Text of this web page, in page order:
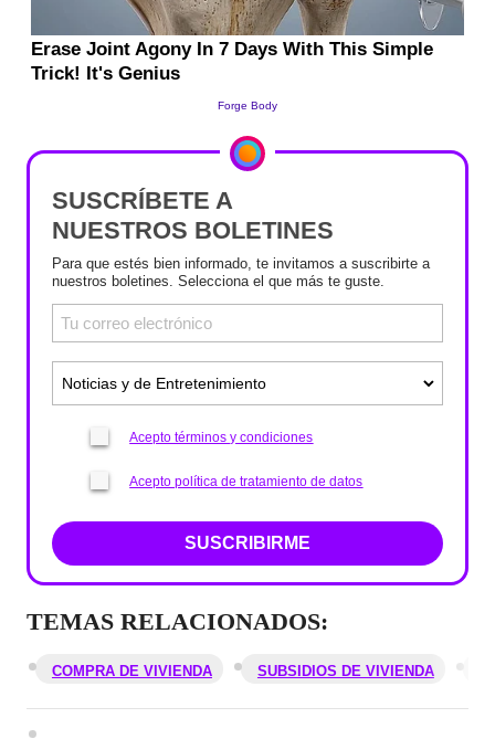
SUSCRÍBETE A
NUESTROS BOLETINES
Para que estés bien informado, te invitamos a suscribirte a
nuestros boletines. Selecciona el que más te guste.
Acepto términos y condiciones
Acepto política de tratamiento de datos
SUSCRIBIRME
TEMAS RELACIONADOS:
COMPRA DE VIVIENDA SUBSIDIOS DE VIVIENDA